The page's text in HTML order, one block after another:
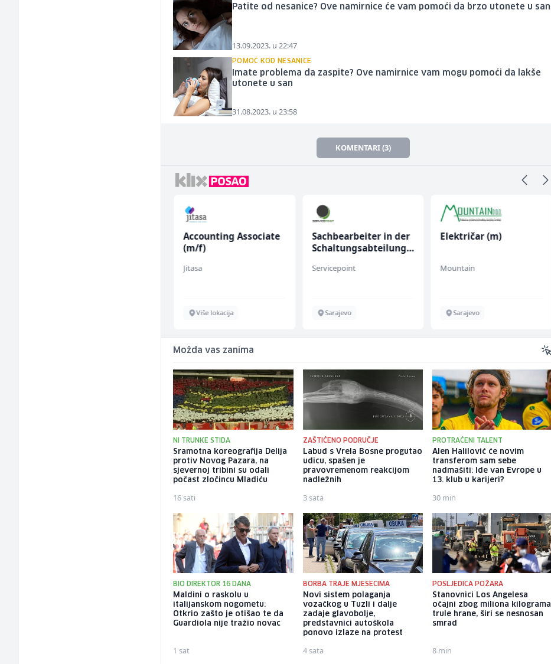
Patite od nesanice? Ove namirnice će vam pomoći da brzo utonete u san
13.09.2023. u 22:47
POMOĆ KOD NESANICE
Imate problema da zaspite? Ove namirnice vam mogu pomoći da lakše
utonete u san
31.08.2023. u 23:58
KOMENTARI (3)
Sachbearbeiter in der
Schaltungsabteilung
Servicepoint
Sarajevo
Električar (m)
Mountain
Sarajevo
Skladišni radnik (m/ž)
Lidl BH
Lepenica
Možda vas zanima
NI TRUNKE STIDA
Sramotna koreografija Delija
protiv Novog Pazara, na
sjevernoj tribini su odali
počast zločincu Mladiću
16 sati
ZAŠTIĆENO PODRUČJE
Labud s Vrela Bosne progutao
udicu, spašen je
pravovremenom reakcijom
nadležnih
3 sata
PROTRAĆENI TALENT
Alen Halilović će novim
transferom sam sebe
nadmašiti: Ide van Evrope u
13. klub u karijeri?
30 min
BIO DIREKTOR 16 DANA
Maldini o raskolu u
italijanskom nogometu:
Otkrio zašto je otišao te da
Guardiola nije tražio novac
1 sat
BORBA TRAJE MJESECIMA
Novi sistem polaganja
vozačkog u Tuzli i dalje
zadaje glavobolje,
predstavnici autoškola
ponovo izlaze na protest
4 sata
POSLJEDICA POŽARA
Stanovnici Los Angelesa
očajni zbog miliona kilograma
trule hrane, širi se nesnosan
smrad
8 min